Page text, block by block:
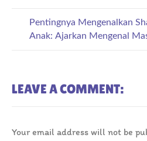
Pentingnya Mengenalkan
Anak: Ajarkan Mengenal
LEAVE A COMMENT:
Your email address will not be